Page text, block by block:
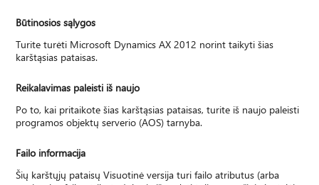
Būtinosios sąlygos
Turite turėti Microsoft Dynamics AX 2012 norint taikyti šias
karštąsias pataisas.
Reikalavimas paleisti iš naujo
Po to, kai pritaikote šias karštąsias pataisas, turite iš naujo paleisti
programos objektų serverio (AOS) tarnyba.
Failo informacija
Šių karštųjų pataisų Visuotinė versija turi failo atributus (arba